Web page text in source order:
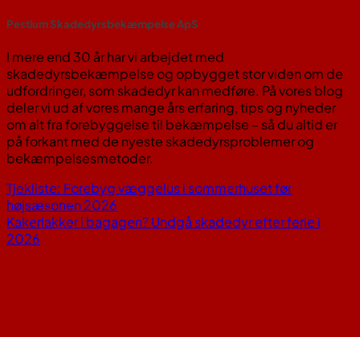
Pestium Skadedyrsbekæmpelse ApS
I mere end 30 år har vi arbejdet med
skadedyrsbekæmpelse og opbygget stor viden om de
udfordringer, som skadedyr kan medføre. På vores blog
deler vi ud af vores mange års erfaring, tips og nyheder
om alt fra forebyggelse til bekæmpelse – så du altid er
på forkant med de nyeste skadedyrsproblemer og
bekæmpelsesmetoder.
Tjekliste: Forebyg væggelus i sommerhuset før
højsæsonen 2026
Kakerlakker i bagagen? Undgå skadedyr efter ferie i
2026